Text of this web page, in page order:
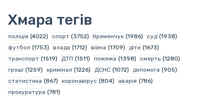
Хмара тегів
поліція (4022) спорт (3752) Кременчук (1986) суд (1938)
футбол (1753) влада (1712) війна (1709) діти (1673)
транспорт (1519) ДТП (1511) пожежа (1398) смерть (1280)
гроші (1259) кримінал (1226) ДСНС (1072) допомога (905)
статистика (867) коронавірус (804) аварія (786)
прокуратура (781)